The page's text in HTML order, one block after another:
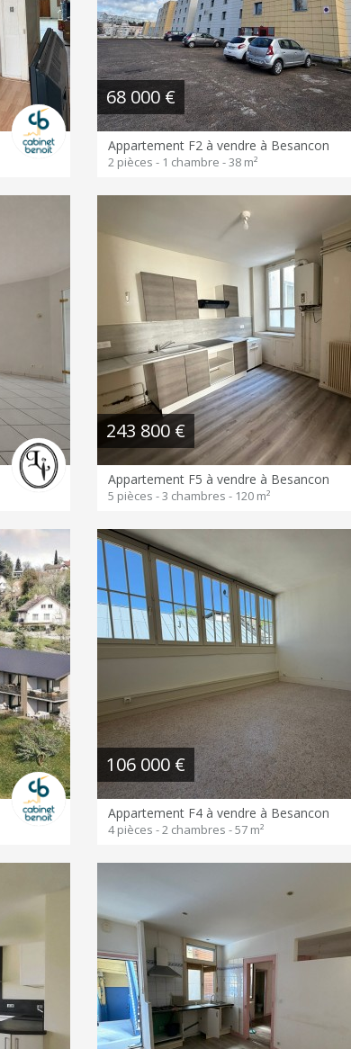
68 000 €
Appartement F2 à vendre à Besancon
2 pièces - 1 chambre - 38 m²
243 800 €
Appartement F5 à vendre à Besancon
5 pièces - 3 chambres - 120 m²
106 000 €
Appartement F4 à vendre à Besancon
4 pièces - 2 chambres - 57 m²